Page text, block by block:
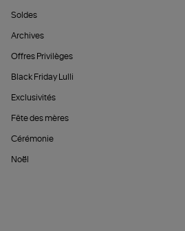
Soldes
Archives
Offres Privilèges
Black Friday Lulli
Exclusivités
Fête des mères
Cérémonie
Noël